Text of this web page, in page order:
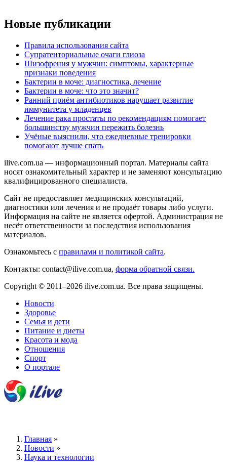
Новые публикации
Правила использования сайта
Супратенториальные очаги глиоза
Шизофрения у мужчин: симптомы, характерные
признаки поведения
Бактерии в моче: диагностика, лечение
Бактерии в моче: что это значит?
Ранний приём антибиотиков нарушает развитие
иммунитета у младенцев
Лечение рака простаты по рекомендациям помогает
большинству мужчин пережить болезнь
Учёные выяснили, что ежедневные тренировки
помогают лучше спать
ilive.com.ua — информационный портал. Материалы сайта
носят ознакомительный характер и не заменяют консультацию
квалифицированного специалиста.
Сайт не предоставляет медицинских консультаций,
диагностики или лечения и не продаёт товары либо услуги.
Информация на сайте не является офертой. Администрация не
несёт ответственности за последствия использования
материалов.
Ознакомьтесь с правилами и политикой сайта.
Контакты: contact@ilive.com.ua, форма обратной связи.
Copyright © 2011–2026 ilive.com.ua. Все права защищены.
Новости
Здоровье
Семья и дети
Питание и диеты
Красота и мода
Отношения
Спорт
О портале
Главная »
Новости »
Наука и технологии